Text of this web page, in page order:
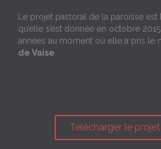
Le projet pastoral de la paroisse
qu’elle s’est donnée en octobre
années au moment où elle a pris le
de Vaise
Télécharger le